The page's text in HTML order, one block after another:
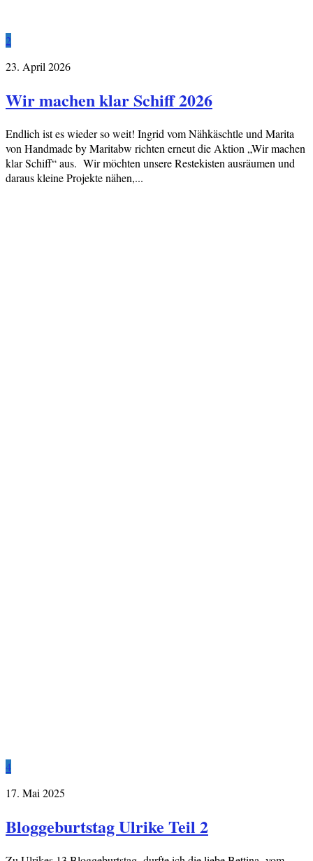
2
23. April 2026
Wir machen klar Schiff 2026
Endlich ist es wieder so weit! Ingrid vom Nähkäschtle und Marita
von Handmade by Maritabw richten erneut die Aktion „Wir machen
klar Schiff“ aus. Wir möchten unsere Restekisten ausräumen und
daraus kleine Projekte nähen,...
4
17. Mai 2025
Bloggeburtstag Ulrike Teil 2